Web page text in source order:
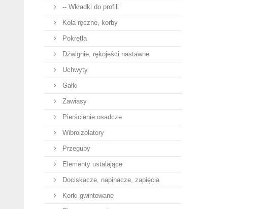
-- Wkładki do profili
Koła ręczne, korby
Pokrętła
Dźwignie, rękojeści nastawne
Uchwyty
Gałki
Zawiasy
Pierścienie osadcze
Wibroizolatory
Przeguby
Elementy ustalające
Dociskacze, napinacze, zapięcia
Korki gwintowane